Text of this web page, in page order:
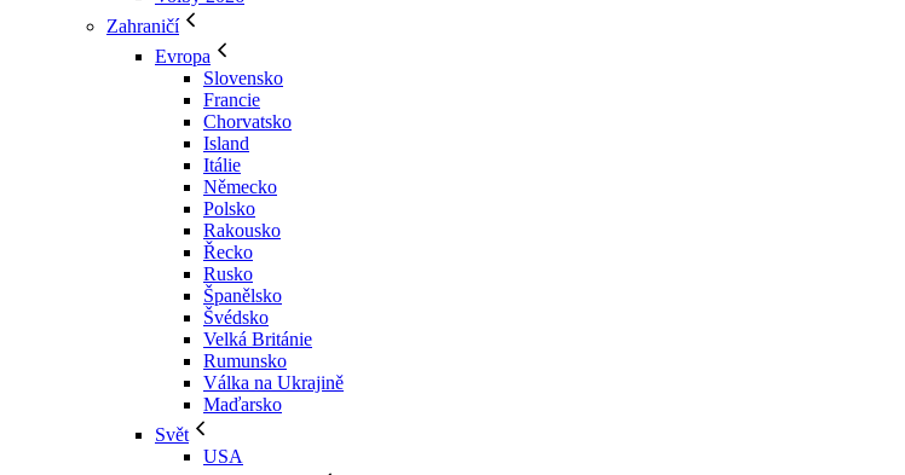
Zahraničí
Evropa
Slovensko
Francie
Chorvatsko
Island
Itálie
Německo
Polsko
Rakousko
Řecko
Rusko
Španělsko
Švédsko
Velká Británie
Rumunsko
Válka na Ukrajině
Maďarsko
Svět
USA